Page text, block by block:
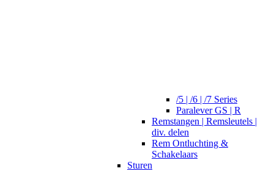
/5 | /6 | /7 Series
Paralever GS | R
Remstangen | Remsleutels |
div. delen
Rem Ontluchting &
Schakelaars
Sturen